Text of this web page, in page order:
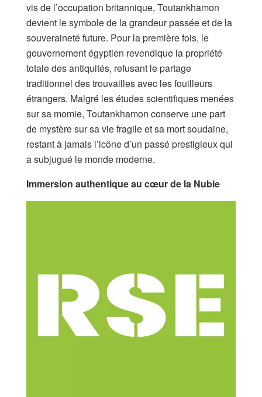
vis de l’occupation britannique, Toutankhamon
devient le symbole de la grandeur passée et de la
souveraineté future. Pour la première fois, le
gouvernement égyptien revendique la propriété
totale des antiquités, refusant le partage
traditionnel des trouvailles avec les fouilleurs
étrangers. Malgré les études scientifiques menées
sur sa momie, Toutankhamon conserve une part
de mystère sur sa vie fragile et sa mort soudaine,
restant à jamais l’icône d’un passé prestigieux qui
a subjugué le monde moderne.
Immersion authentique au cœur de la Nubie